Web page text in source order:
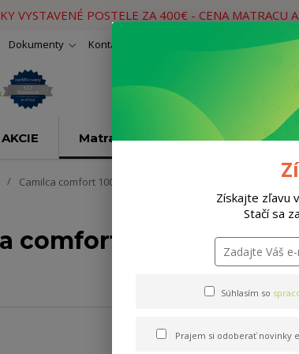
VYSTAVENÉ POSTELE ZA 400€ - CENA
Dokumenty Kontakty
AKCIE Matrace Rošty
Camilca comfort 100x200cm
comfort 100x200cm
Získajte zľavu
Stačí sa
Súhlasím so
Prajem si odoberať novinky